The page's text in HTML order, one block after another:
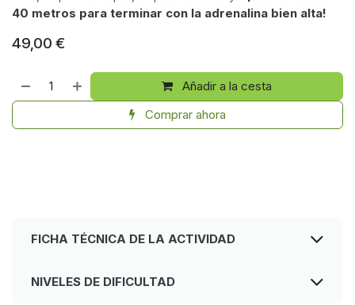
40 metros para terminar con la adrenalina bien alta!
49,00 €
Añadir a la cesta
Comprar ahora
FICHA TÉCNICA DE LA ACTIVIDAD
NIVELES DE DIFICULTAD